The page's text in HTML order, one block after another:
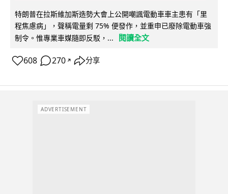
特朗普在拉斯維加斯造勢大會上公開嘲諷電動車車主患有「里
程焦慮病」，聲稱電量剩 75% 便發作，並重申已廢除電動車強
制令。惟專業車媒隨即反駁，...
閱讀全文
608 270 ↗ 分享
ADVERTISEMENT